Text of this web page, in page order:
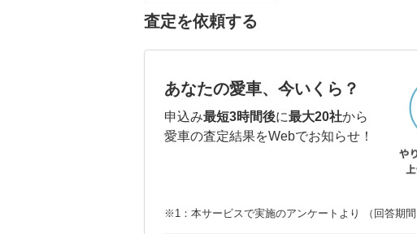
査定を依頼する
あなたの愛車、今いくら？
申込み最短3時間後に最大20社から
愛車の査定結果をWebでお知らせ！
※1：本サービスで実施のアンケートより （回答期間